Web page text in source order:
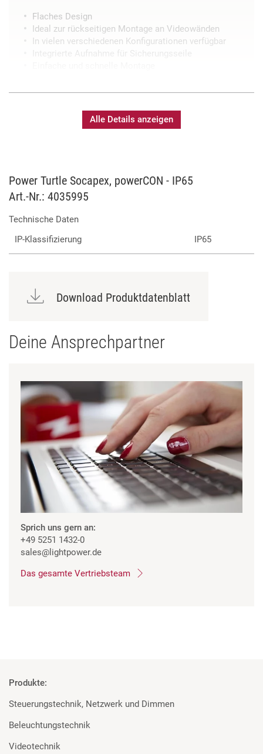
Flaches Design
Ideal zur rückseitigen Montage an Videowänden
In vielen verschiedenen Konfigurationen verfügbar
Alle Details anzeigen
Power Turtle Socapex, powerCON - IP65
Art.-Nr.: 4035995
Technische Daten
IP-Klassifizierung
IP65
Download Produktdatenblatt
Deine Ansprechpartner
Sprich uns gern an:
+49 5251 1432-0
sales@lightpower.de
Das gesamte Vertriebsteam
Produkte:
Steuerungstechnik, Netzwerk und Dimmen
Beleuchtungstechnik
Videotechnik